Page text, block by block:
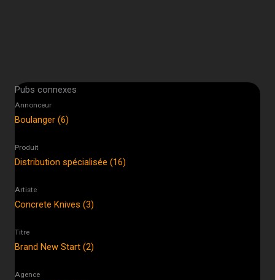
Pubs connexes
Annonceur
Boulanger (6)
Produit
Distribution spécialisée (16)
Artiste
Concrete Knives (3)
Titre
Brand New Start (2)
Agence